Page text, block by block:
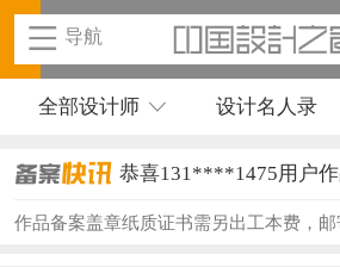
导航
全部设计师 设计名人录
恭喜131****1475用户作
恭喜133****8874用户作
作品备案盖章纸质证书需另出工本费，邮